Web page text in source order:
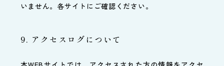
いません。各サイトにご確認ください。
9. アクセスログについて